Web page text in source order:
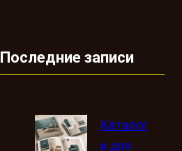
Последние записи
Каталог
и для